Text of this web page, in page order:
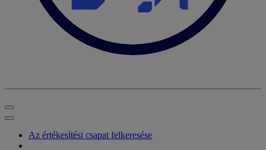
Az értékesítési csapat felkeresése